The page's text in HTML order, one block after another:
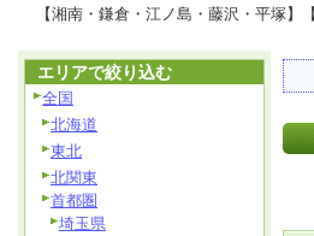
【湘南・鎌倉・江ノ島・藤沢・平塚】
エリアで絞り込む
全国
北海道
東北
北関東
首都圏
埼玉県